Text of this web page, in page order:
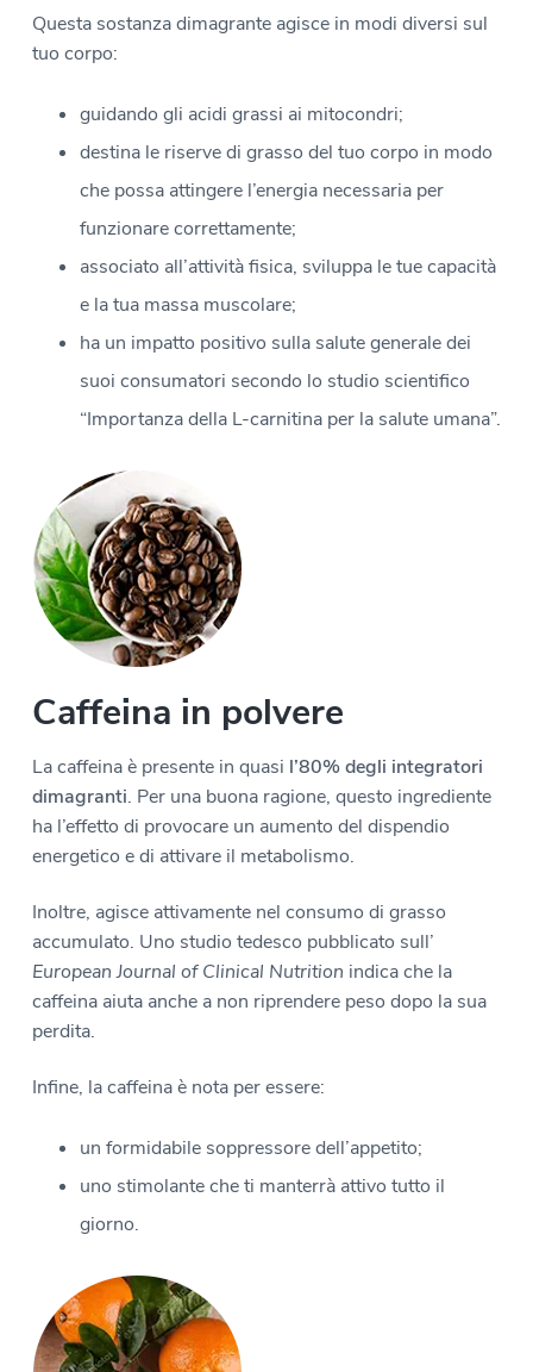
Questa sostanza dimagrante agisce in modi diversi sul
tuo corpo:
guidando gli acidi grassi ai mitocondri;
destina le riserve di grasso del tuo corpo in modo
che possa attingere l’energia necessaria per
funzionare correttamente;
associato all’attività fisica, sviluppa le tue capacità
e la tua massa muscolare;
ha un impatto positivo sulla salute generale dei
suoi consumatori secondo lo studio scientifico
“Importanza della L-carnitina per la salute umana”.
Caffeina in polvere
La caffeina è presente in quasi l’80% degli integratori
dimagranti. Per una buona ragione, questo ingrediente
ha l’effetto di provocare un aumento del dispendio
energetico e di attivare il metabolismo.
Inoltre, agisce attivamente nel consumo di grasso
accumulato. Uno studio tedesco pubblicato sull’
European Journal of Clinical Nutrition indica che la
caffeina aiuta anche a non riprendere peso dopo la sua
perdita.
Infine, la caffeina è nota per essere:
un formidabile soppressore dell’appetito;
uno stimolante che ti manterrà attivo tutto il
giorno.